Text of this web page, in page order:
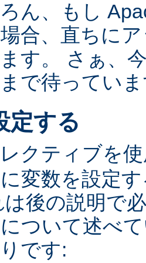
ん、もし
合、直ちに
す。 さぁ、
で待ってい
定する
クティブを
変数を設定
後の説明で
ついて述べ
です: